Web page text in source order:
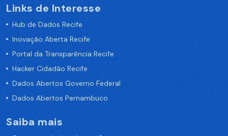
Links de Interesse
Hub de Dados Recife
Inovação Aberta Recife
Portal da Transparência Recife
Hacker Cidadão Recife
Dados Abertos Governo Federal
Dados Abertos Pernambuco
Saiba mais